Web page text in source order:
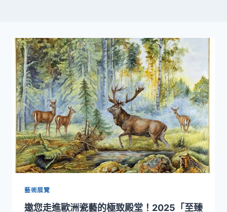
藝術展覽
邀您走進歐洲瓷藝的極致殿堂！2025「至臻